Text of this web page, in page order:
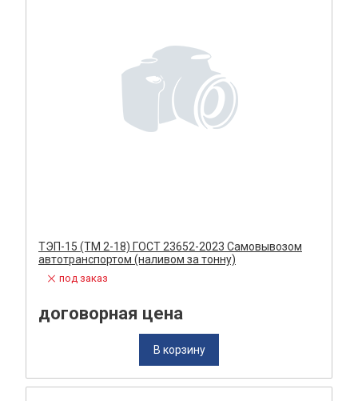
ТЭП-15 (ТМ 2-18) ГОСТ 23652-2023 Самовывозом
автотранспортом (наливом за тонну)
под заказ
договорная цена
В корзину